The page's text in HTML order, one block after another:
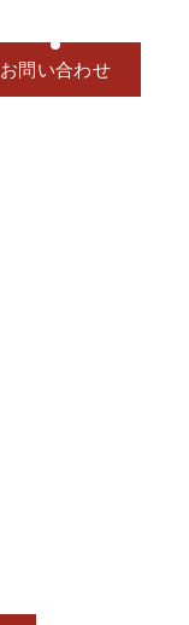
お問い合わせ